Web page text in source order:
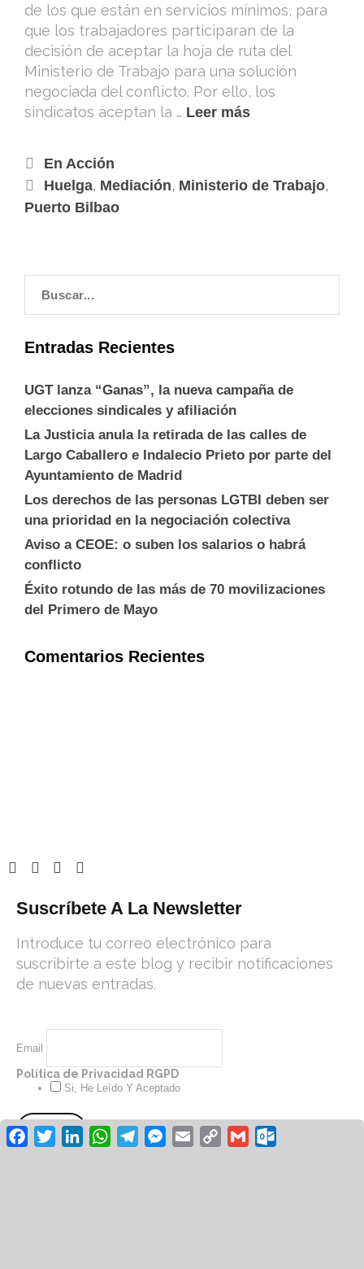
de los que están en servicios mínimos, para
que los trabajadores participaran de la
decisión de aceptar la hoja de ruta del
Ministerio de Trabajo para una solución
negociada del conflicto. Por ello, los
sindicatos aceptan la … Leer más
En Acción
Huelga, Mediación, Ministerio de Trabajo,
Puerto Bilbao
Entradas Recientes
UGT lanza “Ganas”, la nueva campaña de
elecciones sindicales y afiliación
La Justicia anula la retirada de las calles de
Largo Caballero e Indalecio Prieto por parte del
Ayuntamiento de Madrid
Los derechos de las personas LGTBI deben ser
una prioridad en la negociación colectiva
Aviso a CEOE: o suben los salarios o habrá
conflicto
Éxito rotundo de las más de 70 movilizaciones
del Primero de Mayo
Comentarios Recientes
Suscríbete A La Newsletter
Introduce tu correo electrónico para
suscribirte a este blog y recibir notificaciones
de nuevas entradas.
Email
Política de Privacidad RGPD
Si, He Leído Y Aceptado
Facebook
TwitterLinkedInWhatsApp
Telegram
Messenger
EmailCopy
Link
Gmail